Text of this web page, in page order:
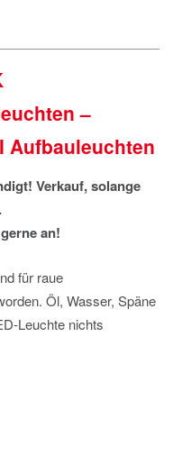
–
Aufbauleuchten
Verkauf, solange
an!
für raue
Öl, Wasser, Späne
Leuchte nichts